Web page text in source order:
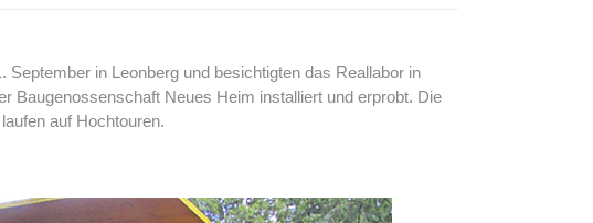
in Leonberg und besichtigten das Reallabor in
Baugenossenschaft Neues Heim installiert und erprobt. Die
auf Hochtouren.